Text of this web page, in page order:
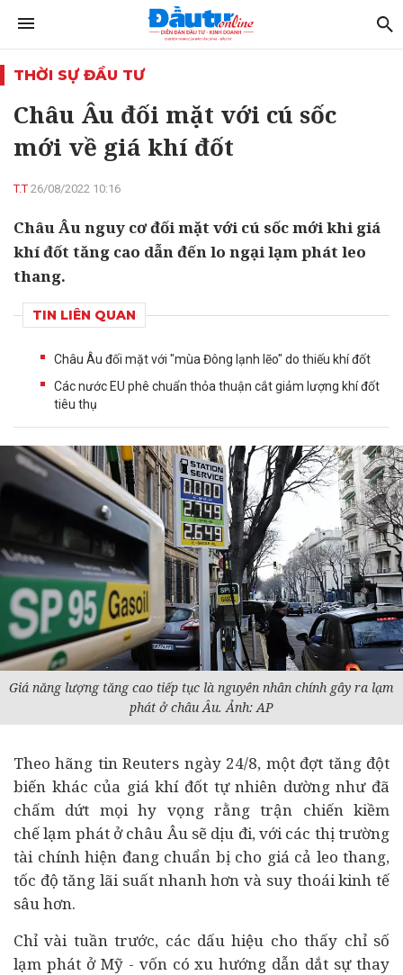
THỜI SỰ ĐẦU TƯ
Châu Âu đối mặt với cú sốc
mới về giá khí đốt
T.T 26/08/2022 10:16
Châu Âu nguy cơ đối mặt với cú sốc mới khi giá
khí đốt tăng cao dẫn đến lo ngại lạm phát leo
thang.
TIN LIÊN QUAN
Châu Âu đối mặt với "mùa Đông lạnh lẽo" do thiếu khí đốt​
Các nước EU phê chuẩn thỏa thuận cắt giảm lượng khí đốt
tiêu thụ
Giá năng lượng tăng cao tiếp tục là nguyên nhân chính gây ra lạm
phát ở châu Âu. Ảnh: AP
Theo hãng tin Reuters ngày 24/8, một đợt tăng đột
biến khác của giá khí đốt tự nhiên dường như đã
chấm dứt mọi hy vọng rằng trận chiến kiềm
chế lạm phát ở châu Âu sẽ dịu đi, với các thị trường
tài chínhhiện đang chuẩn bị cho giá cả leo thang,
tốc độ tăng lãi suất nhanh hơn và suy thoáikinh tế
sâu hơn.
Chỉ vài tuần trước, các dấu hiệu cho thấy chỉ số
lạm phát ở Mỹ - vốn có xu hướng dẫn dắt sự thay